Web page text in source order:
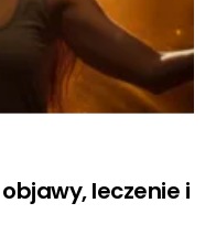
leczenie i